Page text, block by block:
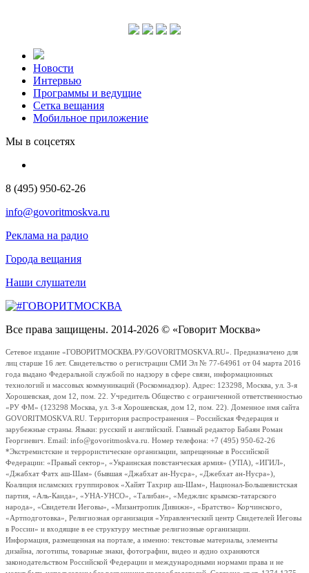
Новости
Интервью
Программы и ведущие
Сетка вещания
Мобильное приложение
Мы в соцсетях
8 (495) 950-62-26
info@govoritmoskva.ru
Реклама на радио
Города вещания
Наши слушатели
Все права защищены. 2014-2026 © «Говорит Москва»
Сетевое издание «ГОВОРИТМОСКВА.РУ/GOVORITMOSKVA.RU». Предназначено для
лиц старше 16 лет. Свидетельство о регистрации СМИ Эл № 77-64961 от 04 марта 2016
года выдано Федеральной службой по надзору в сфере связи, информационных
технологий и массовых коммуникаций (Роскомнадзор). Адрес: 123298, Москва, ул. 3-я
Хорошевская, дом 12, пом. 22. Учредитель Общество с ограниченной ответственностью
«РУ ФМ» (123298 Москва, ул. 3-я Хорошевская, дом 12, пом. 22). Доменное имя сайта
GOVORITMOSKVA.RU. Территория распространения – Российская Федерация и
зарубежные страны. Языки: русский и английский. Главный редактор Бабаян Роман
Георгиевич. Email: info@govoritmoskva.ru. Номер телефона: +7 (495) 950-62-26
*Экстремистские и террористические организации, запрещенные в Российской
Федерации: «Правый сектор», «Украинская повстанческая армия» (УПА), «ИГИЛ»,
«Джабхат Фатх аш-Шам» (бывшая «Джабхат ан-Нусра», «Джебхат ан-Нусра»),
Коалиция исламских группировок «Хайят Тахрир аш-Шам», Национал-Большевистская
партия, «Аль-Каида», «УНА-УНСО», «Талибан», «Меджлис крымско-татарского
народа», «Свидетели Иеговы», «Мизантропик Дивижн», «Братство» Корчинского,
«Артподготовка», Религиозная организация «Управленческий центр Свидетелей Иеговы
в России» и входящие в ее структуру местные религиозные организации.
Информация, размещенная на портале, а именно: текстовые материалы, элементы
дизайна, логотипы, товарные знаки, фотографии, видео и аудио охраняются
законодательством Российской Федерации и международными нормами права и не